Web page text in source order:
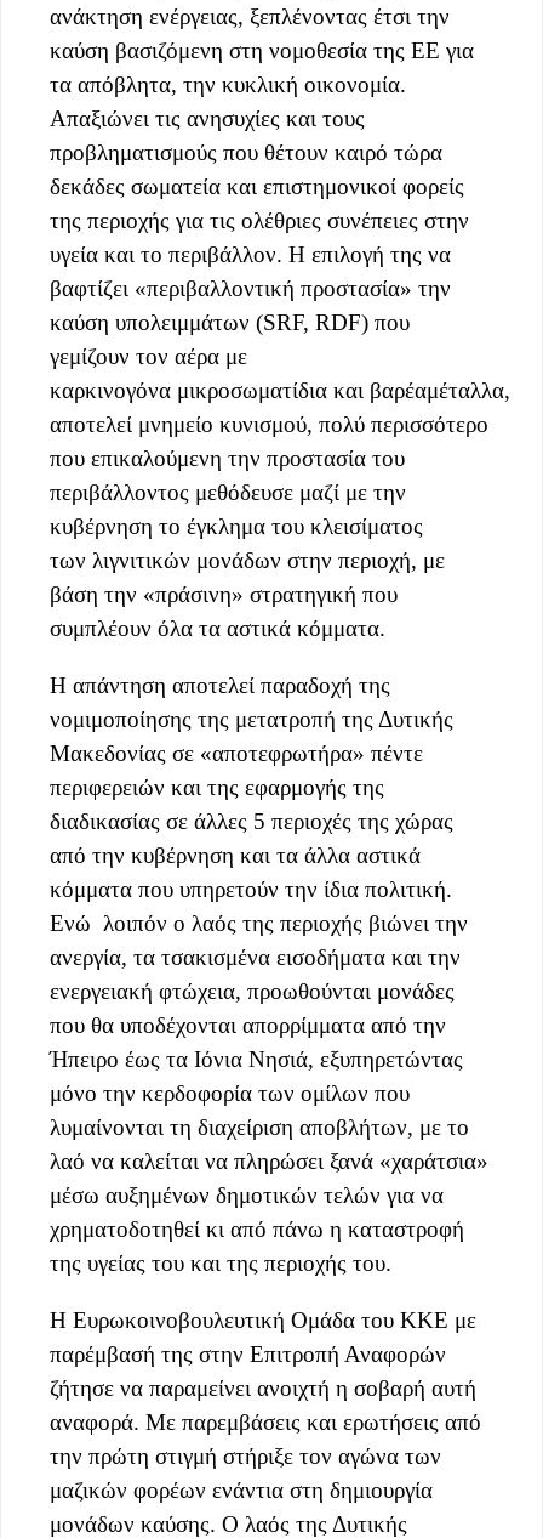
ανάκτηση ενέργειας, ξεπλένοντας έτσι την
καύση βασιζόμενη στη νομοθεσία της ΕΕ για
τα απόβλητα, την κυκλική οικονομία.
Απαξιώνει τις ανησυχίες και τους
προβληματισμούς που θέτουν καιρό τώρα
δεκάδες σωματεία και επιστημονικοί φορείς
της περιοχής για τις ολέθριες συνέπειες στην
υγεία και το περιβάλλον. Η επιλογή της να
βαφτίζει «περιβαλλοντική προστασία» την
καύση υπολειμμάτων (SRF, RDF) που
γεμίζουν τον αέρα με
καρκινογόνα μικροσωματίδια και βαρέαμέταλλα,
αποτελεί μνημείο κυνισμού, πολύ περισσότερο
που επικαλούμενη την προστασία του
περιβάλλοντος μεθόδευσε μαζί με την
κυβέρνηση το έγκλημα του κλεισίματος
των λιγνιτικών μονάδων στην περιοχή, με
βάση την «πράσινη» στρατηγική που
συμπλέουν όλα τα αστικά κόμματα.
Η απάντηση αποτελεί παραδοχή της
νομιμοποίησης της μετατροπή της Δυτικής
Μακεδονίας σε «αποτεφρωτήρα» πέντε
περιφερειών και της εφαρμογής της
διαδικασίας σε άλλες 5 περιοχές της χώρας
από την κυβέρνηση και τα άλλα αστικά
κόμματα που υπηρετούν την ίδια πολιτική.
Ενώ λοιπόν ο λαός της περιοχής βιώνει την
ανεργία, τα τσακισμένα εισοδήματα και την
ενεργειακή φτώχεια, προωθούνται μονάδες
που θα υποδέχονται απορρίμματα από την
Ήπειρο έως τα Ιόνια Νησιά, εξυπηρετώντας
μόνο την κερδοφορία των ομίλων που
λυμαίνονται τη διαχείριση αποβλήτων, με το
λαό να καλείται να πληρώσει ξανά «χαράτσια»
μέσω αυξημένων δημοτικών τελών για να
χρηματοδοτηθεί κι από πάνω η καταστροφή
της υγείας του και της περιοχής του.
Η Ευρωκοινοβουλευτική Ομάδα του ΚΚΕ με
παρέμβασή της στην Επιτροπή Αναφορών
ζήτησε να παραμείνει ανοιχτή η σοβαρή αυτή
αναφορά. Με παρεμβάσεις και ερωτήσεις από
την πρώτη στιγμή στήριξε τον αγώνα των
μαζικών φορέων ενάντια στη δημιουργία
μονάδων καύσης. Ο λαός της Δυτικής